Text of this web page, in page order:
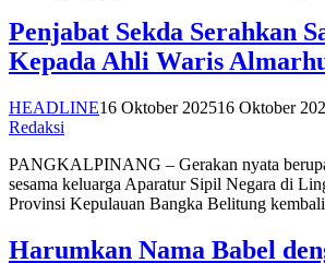
Penjabat Sekda Serahkan
Kepada Ahli Waris
HEADLINE16 Oktober 202516 Oktober
Redaksi
PANGKALPINANG – Gerakan nyata
sesama keluarga Aparatur Sipil Negara di
Provinsi Kepulauan Bangka Belitung
Harumkan Nama Babel